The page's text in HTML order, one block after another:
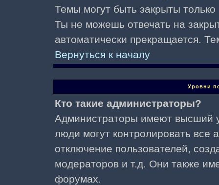
Темы могут быть закрыты
Ты не можешь отвечать на
автоматически прекращается.
Вернуться к началу
Уровни
Кто такие администраторы?
Администраторы имеют высший
люди могут контролировать все
отключение пользователей,
модераторов и т.д. Они также
форумах.